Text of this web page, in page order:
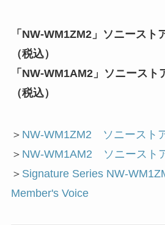
「NW-WM1ZM2」ソニースト
（税込）
「NW-WM1AM2」ソニースト
（税込）
＞ NW-WM1ZM2 ソニースト
＞ NW-WM1AM2 ソニースト
＞ Signature Series NW-
Member's Voice